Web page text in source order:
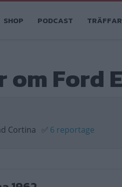
navigation
SHOP PODCAST TRÄFFAR
Ford
Cortina ✅ 6 reportage